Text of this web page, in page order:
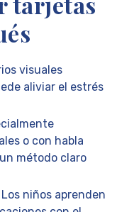
visuales
aliviar el estrés
o con habla
método claro
Los niños aprenden